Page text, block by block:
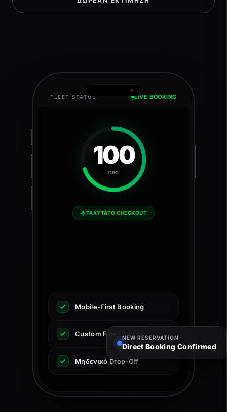
FLEET STATUS LIVE BOOKING
100
CRO
ΤΑΧΥΤΑΤΟ CHECKOUT
Mobile-First Booking
Custom Fleet Engine
Μηδενικό Drop-Off
NEW RESERVATION
Direct Booking Confirmed